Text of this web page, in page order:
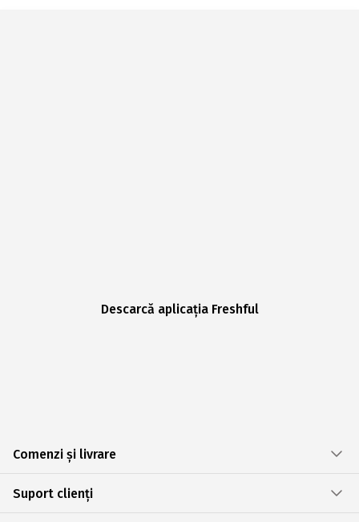
Descarcă aplicația Freshful
Comenzi și livrare
Suport clienți